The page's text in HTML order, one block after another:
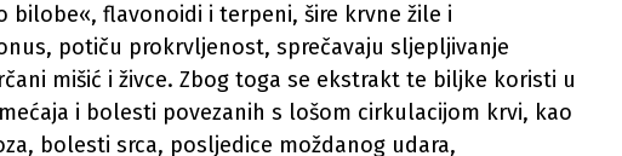
bilobe«, flavonoidi i terpeni, šire krvne žile i
potiču prokrvljenost, sprečavaju sljepljivanje
mišić i živce. Zbog toga se ekstrakt te biljke koristi u
i bolesti povezanih s lošom cirkulacijom krvi, kao
bolesti srca, posljedice moždanog udara,